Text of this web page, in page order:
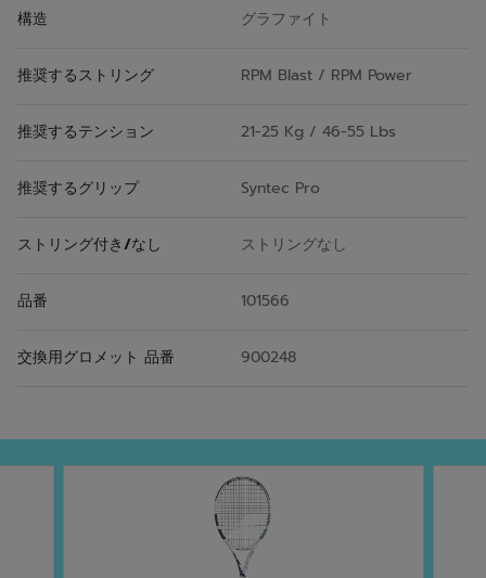
構造 グラファイト
推奨するストリング RPM Blast / RPM Power
推奨するテンション 21-25 Kg / 46-55 Lbs
推奨するグリップ Syntec Pro
ストリング付き/なし ストリングなし
品番 101566
交換用グロメット 品番 900248